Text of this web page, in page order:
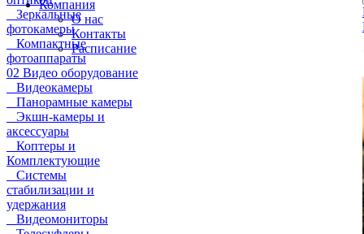
Компания
О нас
Контакты
Расписание
Зеркальные
фотокамеры
Компактные
фотоаппараты
02 Видео оборудование
Видеокамеры
Панорамные камеры
Экшн-камеры и
аксессуары
Коптеры и
Комплектующие
Системы
стабилизации и
удержания
Видеомониторы